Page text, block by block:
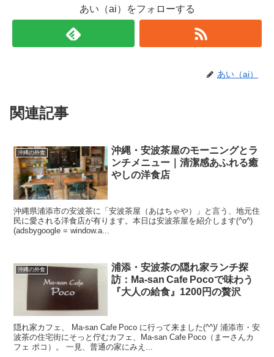
あい（ai）をフォローする
あい（ai）
関連記事
沖縄の外食
沖縄・安波茶屋のモーニングとラ
ンチメニュー｜清潔感あふれる癒
やしの洋食店
沖縄県浦添市の安波茶に「安波茶屋（あはちゃや）」と言う、地元住
民に愛される洋食店が有ります。本日は安波茶屋を紹介します(^o^)
(adsbygoogle = window.a...
沖縄の外食
浦添・安波茶の隠れ家ランチ探
訪：Ma‑san Cafe Pocoで味わう
『大人の給食』1200円の贅沢
隠れ家カフェ、 Ma‑san Cafe Poco に行って来ました(^^)/ 浦添市・安
波茶の住宅街にそっと佇むカフェ、Ma‑san Cafe Poco（まーさんカ
フェ ポコ）。 一見、普通の家にみえ...